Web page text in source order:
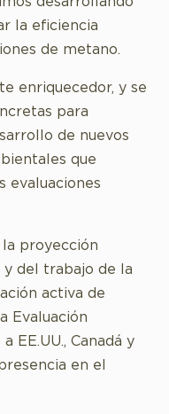
la eficiencia
de metano.
enriquecedor, y se
para
de nuevos
que
evaluaciones
proyección
y del trabajo de la
activa de
Evaluación
EE.UU., Canadá y
en el